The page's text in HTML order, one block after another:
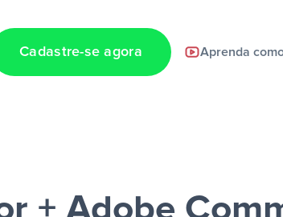
notificação ser
Cadastre-se agora Aprenda
+ Adobe